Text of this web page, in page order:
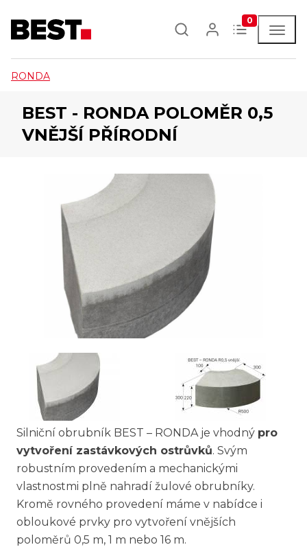
0
RONDA
BEST - RONDA POLOMĚR 0,5
VNĚJŠÍ PŘÍRODNÍ
Silniční obrubník BEST – RONDA je vhodný pro
vytvoření zastávkových ostrůvků. Svým
robustním provedením a mechanickými
vlastnostmi plně nahradí žulové obrubníky.
Kromě rovného provedení máme v nabídce i
obloukové prvky pro vytvoření vnějších
poloměrů 0,5 m, 1 m nebo 16 m.